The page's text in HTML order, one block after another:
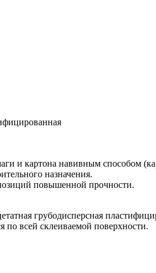
и картона навивным способом
назначения.
повышенной прочности.
грубодисперсная
по всей склеиваемой поверхности.